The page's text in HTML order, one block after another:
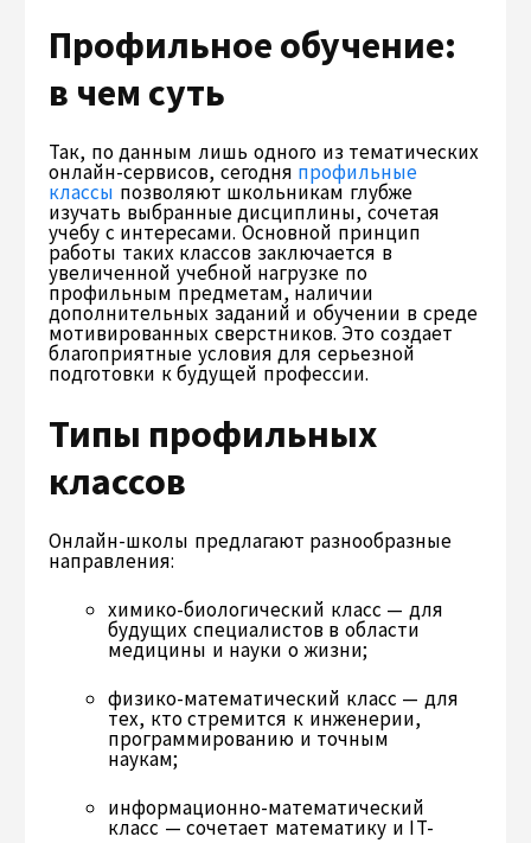
Профильное обучение:
в чем суть
Так, по данным лишь одного из тематических
онлайн-сервисов, сегодня профильные
классы позволяют школьникам глубже
изучать выбранные дисциплины, сочетая
учебу с интересами. Основной принцип
работы таких классов заключается в
увеличенной учебной нагрузке по
профильным предметам, наличии
дополнительных заданий и обучении в среде
мотивированных сверстников. Это создает
благоприятные условия для серьезной
подготовки к будущей профессии.
Типы профильных
классов
Онлайн-школы предлагают разнообразные
направления:
химико-биологический класс — для
будущих специалистов в области
медицины и науки о жизни;
физико-математический класс — для
тех, кто стремится к инженерии,
программированию и точным
наукам;
информационно-математический
класс — сочетает математику и IT-